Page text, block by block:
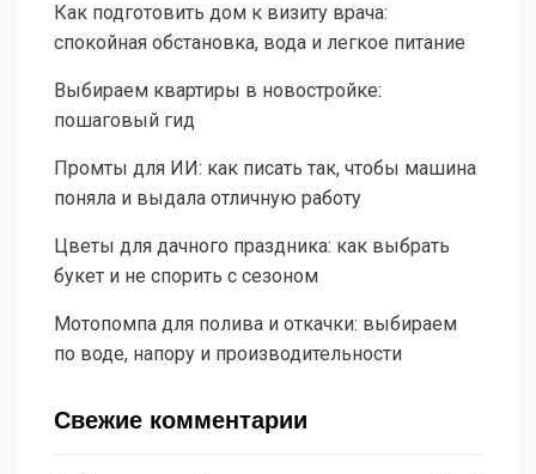
Как подготовить дом к визиту врача:
спокойная обстановка, вода и легкое питание
Выбираем квартиры в новостройке:
пошаговый гид
Промты для ИИ: как писать так, чтобы машина
поняла и выдала отличную работу
Цветы для дачного праздника: как выбрать
букет и не спорить с сезоном
Мотопомпа для полива и откачки: выбираем
по воде, напору и производительности
Свежие комментарии